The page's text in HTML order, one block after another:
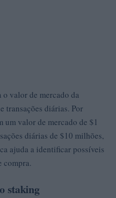
valor de mercado da
transações diárias. Por
um valor de mercado de $1
diárias de $10 milhões,
ajuda a identificar possíveis
compra.
staking